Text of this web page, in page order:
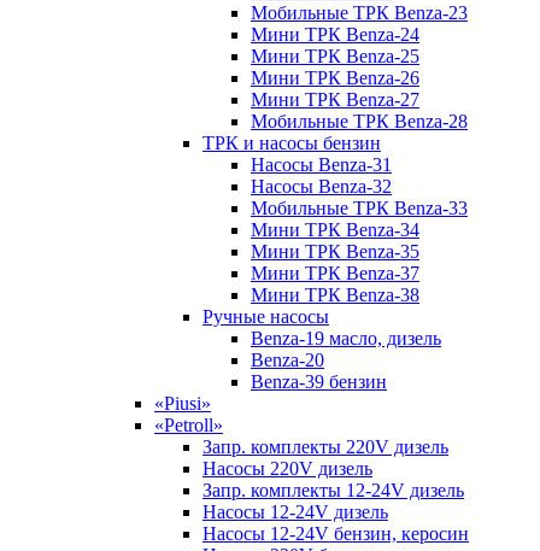
Мобильные ТРК Benza-23
Мини ТРК Benza-24
Мини ТРК Benza-25
Мини ТРК Benza-26
Мини ТРК Benza-27
Мобильные ТРК Benza-28
ТРК и насосы бензин
Насосы Benza-31
Насосы Benza-32
Мобильные ТРК Benza-33
Мини ТРК Benza-34
Мини ТРК Benza-35
Мини ТРК Benza-37
Мини ТРК Benza-38
Ручные насосы
Benza-19 масло, дизель
Benza-20
Benza-39 бензин
«Piusi»
«Petroll»
Запр. комплекты 220V дизель
Насосы 220V дизель
Запр. комплекты 12-24V дизель
Насосы 12-24V дизель
Насосы 12-24V бензин, керосин